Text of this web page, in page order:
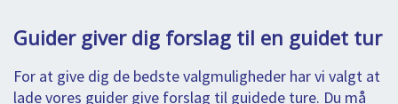
Guider giver dig forslag til en guidet tur
For at give dig de bedste valgmuligheder har vi valgt at
lade vores guider give forslag til guidede ture. Du må